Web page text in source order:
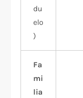
du
elo
)
Fa
mi
lia